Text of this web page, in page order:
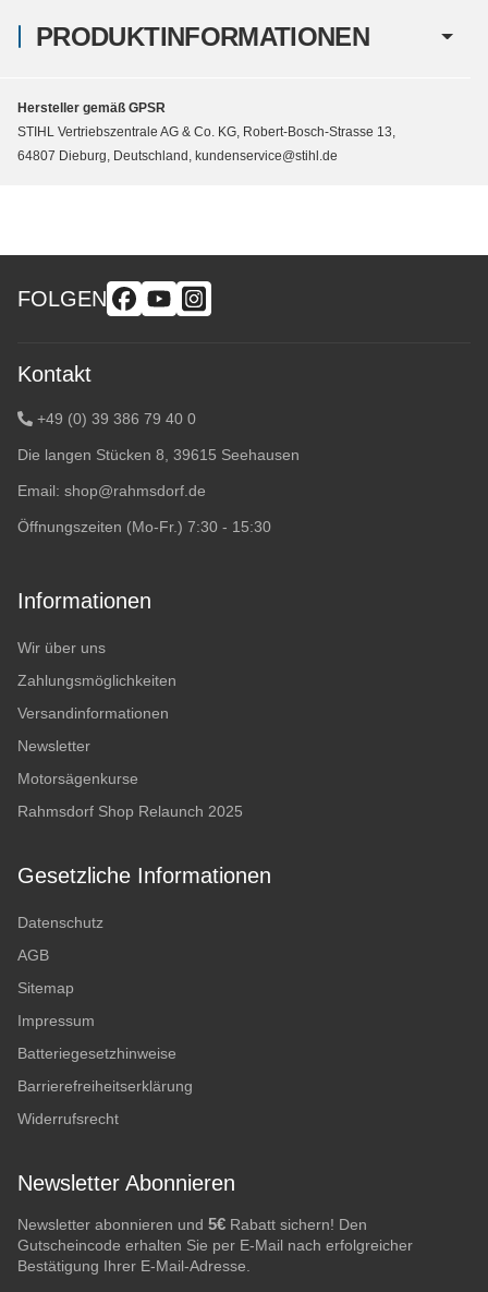
PRODUKTINFORMATIONEN
Hersteller gemäß GPSR
STIHL Vertriebszentrale AG & Co. KG, Robert-Bosch-Strasse 13,
64807 Dieburg, Deutschland, kundenservice@stihl.de
FOLGEN
Kontakt
+49 (0) 39 386 79 40 0
Die langen Stücken 8, 39615 Seehausen
Email: shop@rahmsdorf.de
Öffnungszeiten (Mo-Fr.) 7:30 - 15:30
Informationen
Wir über uns
Zahlungsmöglichkeiten
Versandinformationen
Newsletter
Motorsägenkurse
Rahmsdorf Shop Relaunch 2025
Gesetzliche Informationen
Datenschutz
AGB
Sitemap
Impressum
Batteriegesetzhinweise
Barrierefreiheitserklärung
Widerrufsrecht
Newsletter Abonnieren
Newsletter abonnieren und 5€ Rabatt sichern! Den
Gutscheincode erhalten Sie per E-Mail nach erfolgreicher
Bestätigung Ihrer E-Mail-Adresse.